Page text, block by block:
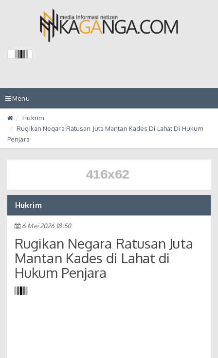
Toggle
navigation
Menu
Hukrim
Rugikan Negara Ratusan Juta Mantan Kades Di Lahat Di Hukum
Penjara
Hukrim
6 Mei 2026 18:50
Rugikan Negara Ratusan Juta
Mantan Kades di Lahat di
Hukum Penjara